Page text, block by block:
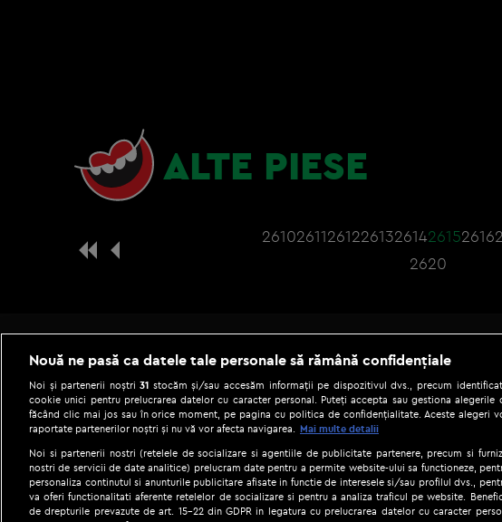
ALTE PIESE
2610261126122613261426152616
2620
Be
Gestionați preferințele|Termeni și condiții|
Nouă ne pasă ca datele tale personale să rămână confidențiale
Noi și partenerii noștri31 stocăm și/sau accesăm informații pe dispozitivul dvs., precum
cookie unici pentru prelucrarea datelor cu caracter personal. Puteți accepta sau gestiona alegerile
făcând clic mai jos sau în orice moment, pe pagina cu politica de confidențialitate. Aceste alegeri
raportate partenerilor noștri și nu vă vor afecta navigarea.
Mai multe detalii
Noi si partenerii nostri (retelele de socializare si agentiile de publicitate partenere, precum si
nostri de servicii de date analitice) prelucram date pentru a permite website-ului sa functioneze,
personaliza continutul si anunturile publicitare afisate in functie de interesele si/sau profilul dvs.,
va oferi functionalitati aferente retelelor de socializare si pentru a analiza traficul pe website.
de drepturile prevazute de art. 15-22 din GDPR in legatura cu prelucrarea datelor cu caracter